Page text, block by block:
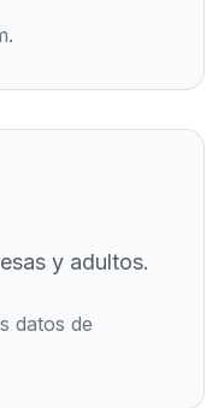
y adultos.
datos de